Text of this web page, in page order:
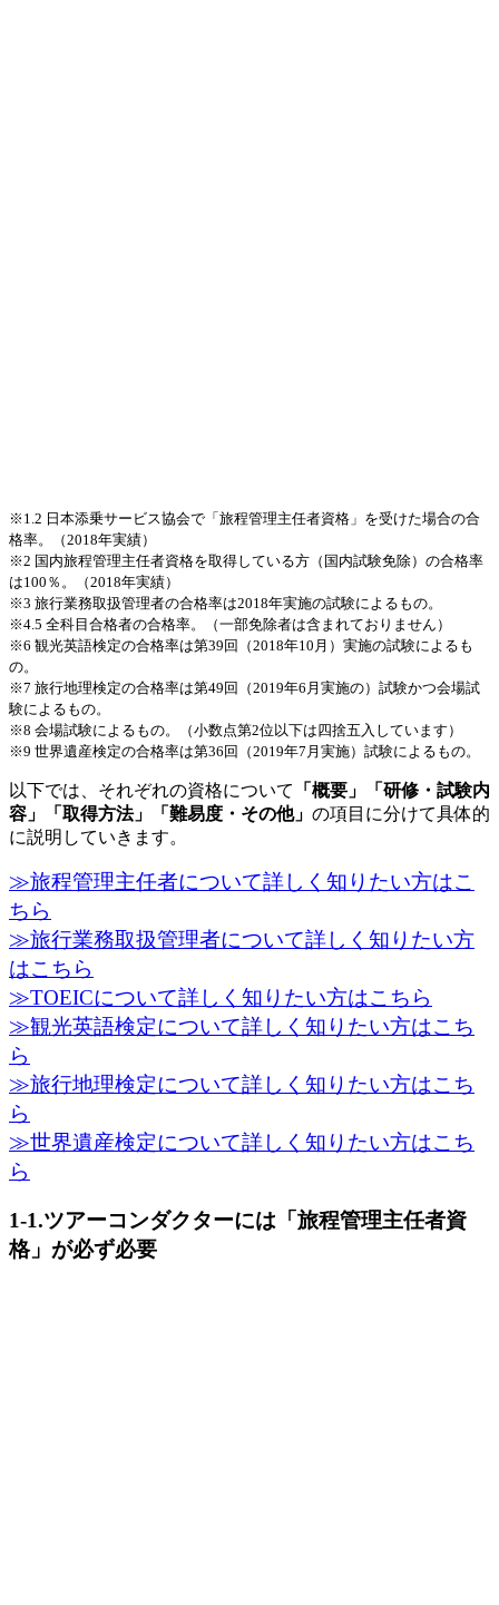
※1.2 日本添乗サービス協会で「旅程管理主任者資格」を受けた場合の合
格率。（2018年実績）
※2 国内旅程管理主任者資格を取得している方（国内試験免除）の合格率
は100％。（2018年実績）
※3 旅行業務取扱管理者の合格率は2018年実施の試験によるもの。
※4.5 全科目合格者の合格率。（一部免除者は含まれておりません）
※6 観光英語検定の合格率は第39回（2018年10月）実施の試験によるも
の。
※7 旅行地理検定の合格率は第49回（2019年6月実施の）試験かつ会場試
験によるもの。
※8 会場試験によるもの。（小数点第2位以下は四捨五入しています）
※9 世界遺産検定の合格率は第36回（2019年7月実施）試験によるもの。
以下では、それぞれの資格について
「概要」「研修・試験内
容」「取得方法」「難易度・その他」 の項目に分けて具体的
に説明していきます。
≫旅程管理主任者について詳しく知りたい方はこ
ちら
≫旅行業務取扱管理者について詳しく知りたい方
はこちら
≫TOEICについて詳しく知りたい方はこちら
≫観光英語検定について詳しく知りたい方はこち
ら
≫旅行地理検定について詳しく知りたい方はこち
ら
≫世界遺産検定について詳しく知りたい方はこち
ら
1-1.ツアーコンダクターには「旅程管理主任者資
格」が必ず必要